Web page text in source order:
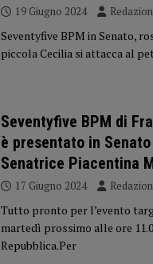
19 Giugno 2024
Seventyfive BPM in Senato,
piccola Cecilia si attacca al
Seventyfive BPM di
è presentato in
Senatrice Piacentina
17 Giugno 2024
Tutto pronto per l’evento
martedì prossimo alle ore
Repubblica.Per